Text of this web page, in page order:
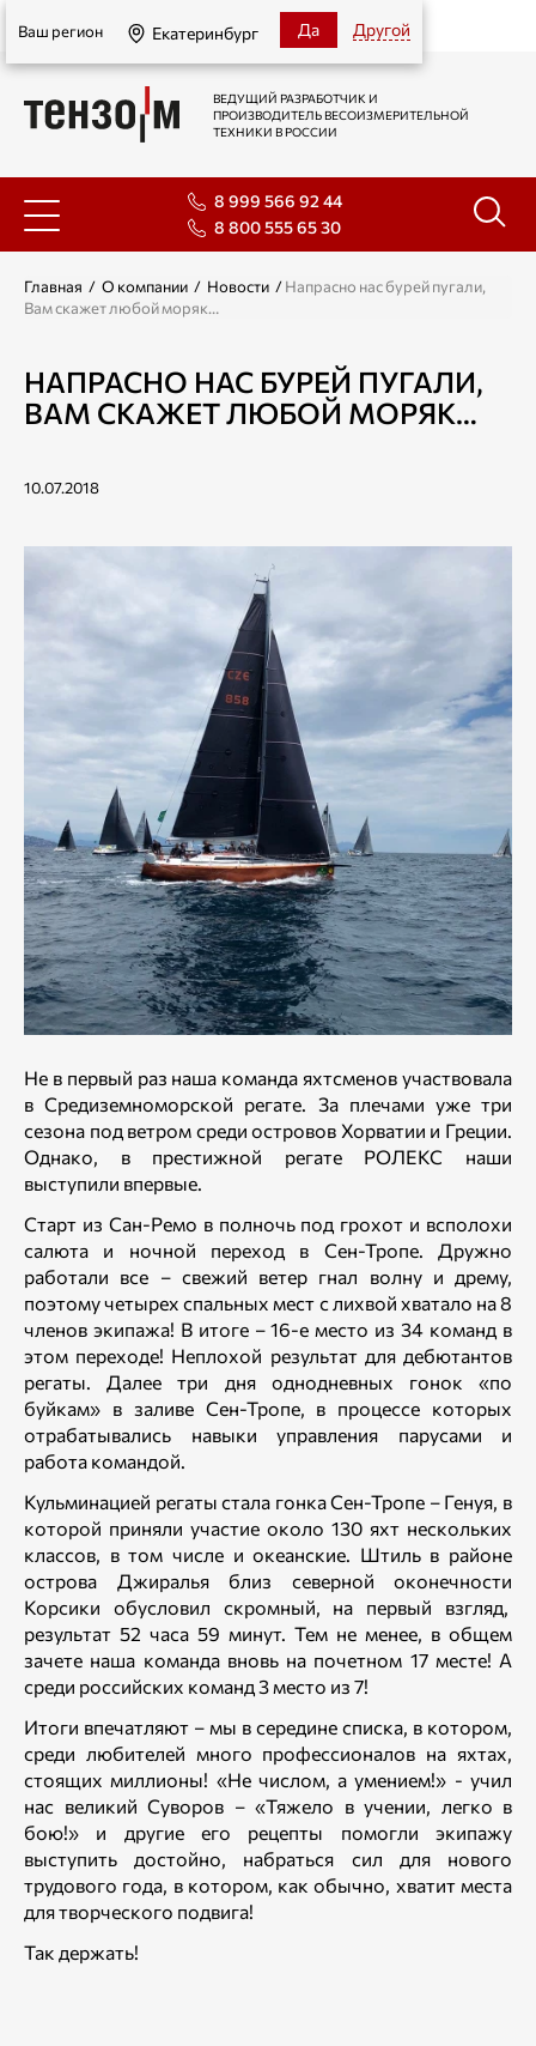
Екатеринбург
Ваш регион Екатеринбург Да Другой
ВЕДУЩИЙ РАЗРАБОТЧИК И
ПРОИЗВОДИТЕЛЬ ВЕСОИЗМЕРИТЕЛЬНОЙ
ТЕХНИКИ В РОССИИ
8 999 566 92 44
8 800 555 65 30
Главная / О компании / Новости /Напрасно нас бурей пугали,
Вам скажет любой моряк…
НАПРАСНО НАС БУРЕЙ ПУГАЛИ,
ВАМ СКАЖЕТ ЛЮБОЙ МОРЯК…
10.07.2018
Не в первый раз наша команда яхтсменов участвовала
в Средиземноморской регате. За плечами уже три
сезона под ветром среди островов Хорватии и Греции.
Однако, в престижной регате РОЛЕКС наши
выступили впервые.
Старт из Сан-Ремо в полночь под грохот и всполохи
салюта и ночной переход в Сен-Тропе. Дружно
работали все – свежий ветер гнал волну и дрему,
поэтому четырех спальных мест с лихвой хватало на 8
членов экипажа! В итоге – 16-е место из 34 команд в
этом переходе! Неплохой результат для дебютантов
регаты. Далее три дня однодневных гонок «по
буйкам» в заливе Сен-Тропе, в процессе которых
отрабатывались навыки управления парусами и
работа командой.
Кульминацией регаты стала гонка Сен-Тропе – Генуя, в
которой приняли участие около 130 яхт нескольких
классов, в том числе и океанские. Штиль в районе
острова Джиралья близ северной оконечности
Корсики обусловил скромный, на первый взгляд,
результат 52 часа 59 минут. Тем не менее, в общем
зачете наша команда вновь на почетном 17 месте! А
среди российских команд 3 место из 7!
Итоги впечатляют – мы в середине списка, в котором,
среди любителей много профессионалов на яхтах,
стоящих миллионы! «Не числом, а умением!» - учил
нас великий Суворов – «Тяжело в учении, легко в
бою!» и другие его рецепты помогли экипажу
выступить достойно, набраться сил для нового
трудового года, в котором, как обычно, хватит места
для творческого подвига!
Так держать!